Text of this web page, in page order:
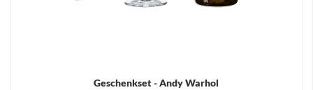
Geschenkset - Andy Warhol